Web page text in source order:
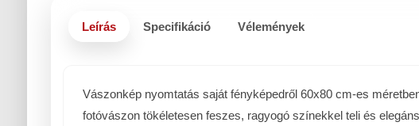
Leírás Specifikáció Vélemények
Vászonkép nyomtatás saját fényképedről 60x80 cm-es
fotóvászon tökéletesen feszes, ragyogó színekkel teli és